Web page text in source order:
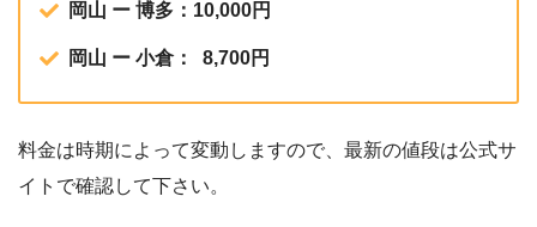
岡山 ー 博多：10,000円
岡山 ー 小倉： 8,700円
料金は時期によって変動しますので、最新の値段は公式サ
イトで確認して下さい。